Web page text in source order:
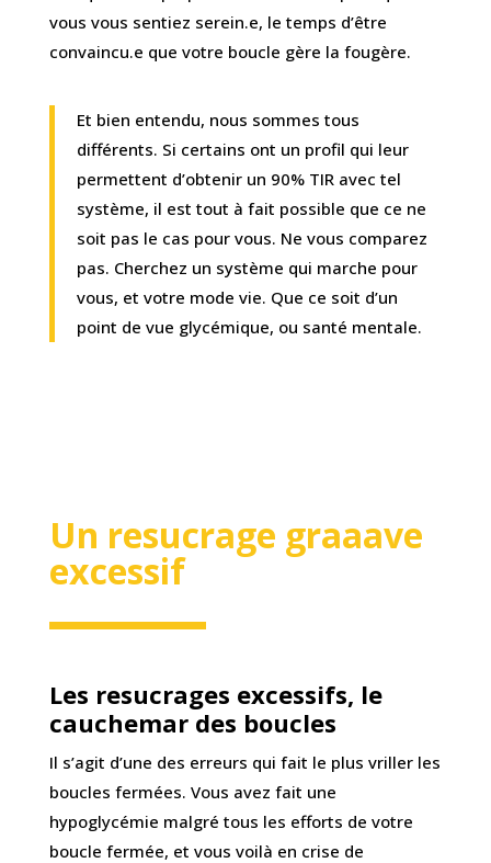
vous vous sentiez serein.e, le temps d’être
convaincu.e que votre boucle gère la fougère.
Et bien entendu, nous sommes tous
différents. Si certains ont un profil qui leur
permettent d’obtenir un 90% TIR avec tel
système, il est tout à fait possible que ce ne
soit pas le cas pour vous. Ne vous comparez
pas. Cherchez un système qui marche pour
vous, et votre mode vie. Que ce soit d’un
point de vue glycémique, ou santé mentale.
Un resucrage graaave
excessif
Les resucrages excessifs, le
cauchemar des boucles
Il s’agit d’une des erreurs qui fait le plus vriller les
boucles fermées. Vous avez fait une
hypoglycémie malgré tous les efforts de votre
boucle fermée, et vous voilà en crise de